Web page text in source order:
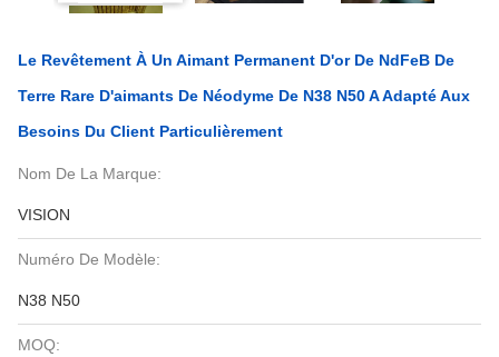
Le Revêtement À Un Aimant Permanent D'or De NdFeB De
Terre Rare D'aimants De Néodyme De N38 N50 A Adapté Aux
Besoins Du Client Particulièrement
Nom De La Marque:
VISION
Numéro De Modèle:
N38 N50
MOQ: